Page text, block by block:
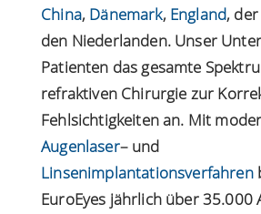
China, Dänemark, England, der
den Niederlanden. Unser
Patienten das gesamte
refraktiven Chirurgie zur
Fehlsichtigkeiten an. Mit
Augenlaser– und
Linsenimplantationsverfahren
EuroEyes jährlich über 35.000